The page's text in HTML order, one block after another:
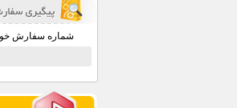
شماره سفارش خود